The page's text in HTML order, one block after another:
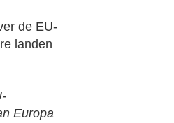
de EU-
landen
Europa